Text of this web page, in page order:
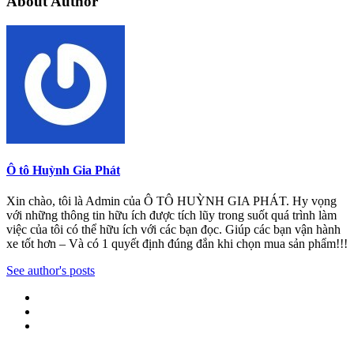
Ô tô Huỳnh Gia Phát
Xin chào, tôi là Admin của Ô TÔ HUỲNH GIA PHÁT. Hy vọng
với những thông tin hữu ích được tích lũy trong suốt quá trình làm
việc của tôi có thể hữu ích với các bạn đọc. Giúp các bạn vận hành
xe tốt hơn – Và có 1 quyết định đúng đắn khi chọn mua sản phẩm!!!
See author's posts